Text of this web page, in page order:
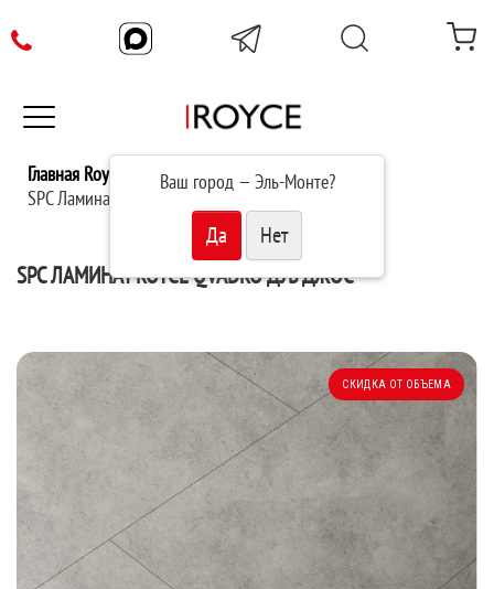
Ваш город —Эль-Монте?
Главная Royce
Каталог
SPC Ламинат Royce Qvadro Дуб Джос Q1953
SPC ЛАМИНАТ ROYCE QVADRO ДУБ ДЖОС
СКИДКА ОТ ОБЪЕМА